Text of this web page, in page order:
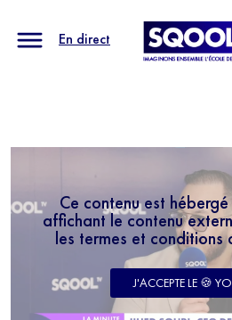
En direct
Ce contenu est
affichant le contenu
les termes et conditions
J'ACCEPTE LE 🍪